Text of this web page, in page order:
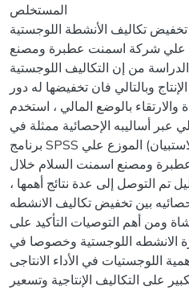
المستخلص
تكاليف الأنشطة اللوجستية
علي شركة اسمنت عطبرة ومصنع
من إن التكاليف اللوجستية
وبالتالي فان تخفيضها له دور
بالوضع المالي ، استخدم
عبر أساليبه الإحصائية ممثلة في
برنامج SPSS لتحليل أداة الدراسة (الاستبيان) الموزع علي
ومصنع اسمنت السلام خلال
التحليل تم التوصل إلى عدة نتائج أهمها ،
بين تخفيض تكاليف الانشطه
ومن أهم التوصيات التأكيد على
الانشطه اللوجستية وخصوصا في
اللوجستيات في الأداء الانتاجى
على التكاليف الإنتاجية وتسعير